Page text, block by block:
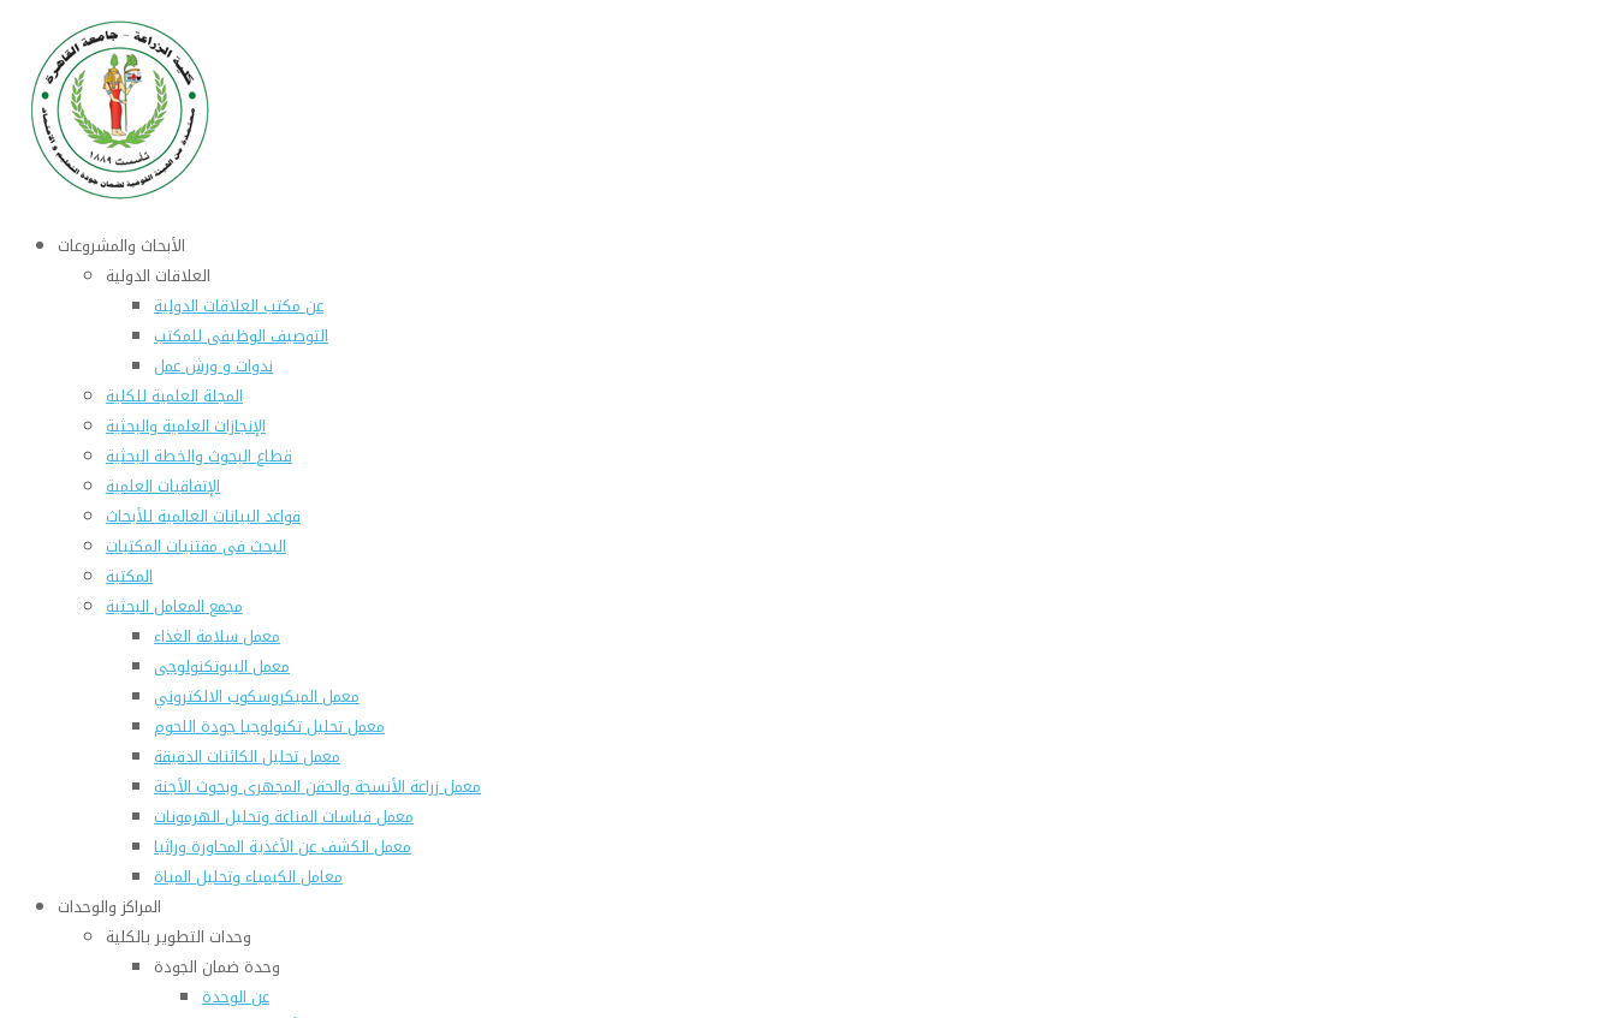
الأبحاث والمشروعات
العلاقات الدولية
عن مكتب العلاقات الدولية
التوصيف الوظيفى للمكتب
ندوات و ورش عمل
المجلة العلمية للكلية
الإنجازات العلمية والبحثية
قطاع البحوث والخطة البحثية
الإتفاقيات العلمية
قواعد البيانات العالمية للأبحاث
البحث فى مقتنيات المكتبات
المكتبة
مجمع المعامل البحثية
معمل سلامة الغذاء
معمل البيوتكنولوجى
معمل الميكروسكوب الالكتروني
معمل تحليل تكنولوجيا جودة اللحوم
معمل تحليل الكائنات الدقيقة
معمل زراعة الأنسجة والحقن المجهرى وبحوث الأجنة
معمل قياسات المناعة وتحليل الهرمونات
معمل الكشف عن الأغذية المحاورة وراثيا
معامل الكيمياء وتحليل المياة
المراكز والوحدات
وحدات التطوير بالكلية
وحدة ضمان الجودة
عن الوحدة